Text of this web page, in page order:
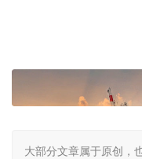
大部分文章属于原创，